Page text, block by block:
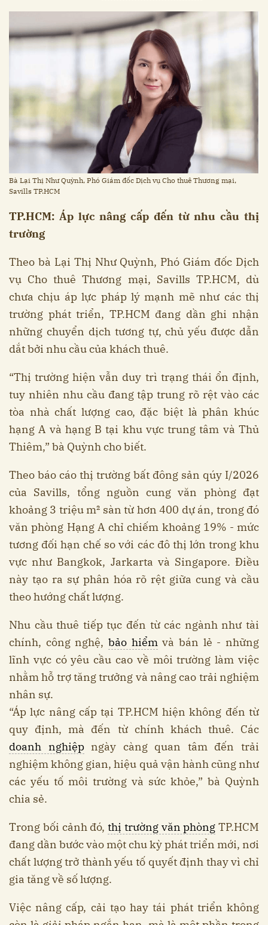
Bà Lại Thị Như Quỳnh, Phó Giám đốc Dịch vụ Cho thuê Thương mại,
Savills TP.HCM
TP.HCM: Áp lực nâng cấp đến từ nhu cầu thị
trường
Theo bà Lại Thị Như Quỳnh, Phó Giám đốc Dịch
vụ Cho thuê Thương mại, Savills TP.HCM, dù
chưa chịu áp lực pháp lý mạnh mẽ như các thị
trường phát triển, TP.HCM đang dần ghi nhận
những chuyển dịch tương tự, chủ yếu được dẫn
dắt bởi nhu cầu của khách thuê.
“Thị trường hiện vẫn duy trì trạng thái ổn định,
tuy nhiên nhu cầu đang tập trung rõ rệt vào các
tòa nhà chất lượng cao, đặc biệt là phân khúc
hạng A và hạng B tại khu vực trung tâm và Thủ
Thiêm,” bà Quỳnh cho biết.
Theo báo cáo thị trường bất đông sản qúy I/2026
của Savills, tổng nguồn cung văn phòng đạt
khoảng 3 triệu m² sàn từ hơn 400 dự án, trong đó
văn phòng Hạng A chỉ chiếm khoảng 19% - mức
tương đối hạn chế so với các đô thị lớn trong khu
vực như Bangkok, Jarkarta và Singapore. Điều
này tạo ra sự phân hóa rõ rệt giữa cung và cầu
theo hướng chất lượng.
Nhu cầu thuê tiếp tục đến từ các ngành như tài
chính, công nghệ, bảo hiểm và bán lẻ - những
lĩnh vực có yêu cầu cao về môi trường làm việc
nhằm hỗ trợ tăng trưởng và nâng cao trải nghiệm
nhân sự.
“Áp lực nâng cấp tại TP.HCM hiện không đến từ
quy định, mà đến từ chính khách thuê. Các
doanh nghiệpngày càng quan tâm đến trải
nghiệm không gian, hiệu quả vận hành cũng như
các yếu tố môi trường và sức khỏe,” bà Quỳnh
chia sẻ.
Trong bối cảnh đó, thị trường văn phòng TP.HCM
đang dần bước vào một chu kỳ phát triển mới, nơi
chất lượng trở thành yếu tố quyết định thay vì chỉ
gia tăng về số lượng.
Việc nâng cấp, cải tạo hay tái phát triển không